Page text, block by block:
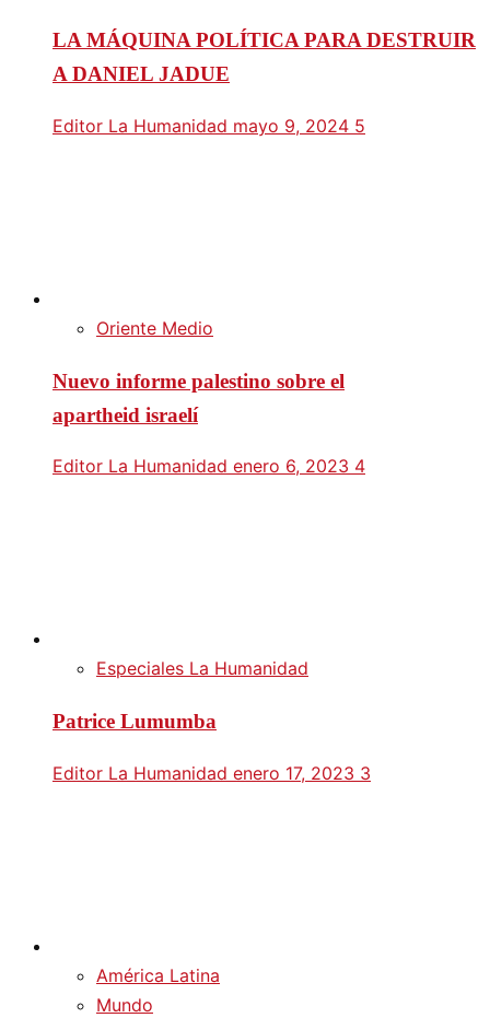
LA MÁQUINA POLÍTICA PARA DESTRUIR
A DANIEL JADUE
Editor La Humanidad mayo 9, 2024 5
Oriente Medio
Nuevo informe palestino sobre el
apartheid israelí
Editor La Humanidad enero 6, 2023 4
Especiales La Humanidad
Patrice Lumumba
Editor La Humanidad enero 17, 2023 3
América Latina
Mundo